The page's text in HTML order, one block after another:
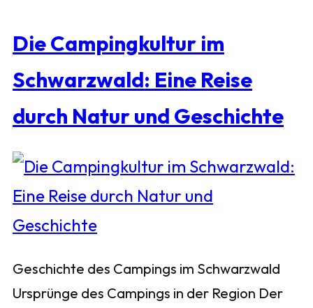
Die Campingkultur im
Schwarzwald: Eine Reise
durch Natur und Geschichte
Geschichte des Campings im Schwarzwald
Ursprünge des Campings in der Region Der